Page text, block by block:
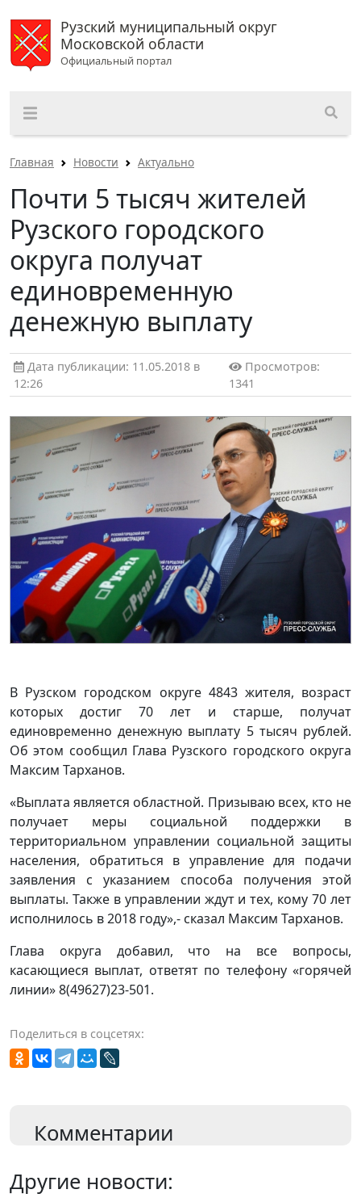
Рузский муниципальный округ
Московской области
Официальный портал
Главная Новости Актуально
Почти 5 тысяч жителей
Рузского городского
округа получат
единовременную
денежную выплату
Дата публикации: 11.05.2018 в
12:26
Просмотров:
1341
В Рузском городском округе 4843 жителя, возраст
которых достиг 70 лет и старше, получат
единовременно денежную выплату 5 тысяч рублей.
Об этом сообщил Глава Рузского городского округа
Максим Тарханов.
«Выплата является областной. Призываю всех, кто не
получает меры социальной поддержки в
территориальном управлении социальной защиты
населения, обратиться в управление для подачи
заявления с указанием способа получения этой
выплаты. Также в управлении ждут и тех, кому 70 лет
исполнилось в 2018 году»,- сказал Максим Тарханов.
Глава округа добавил, что на все вопросы,
касающиеся выплат, ответят по телефону «горячей
линии» 8(49627)23-501.
Поделиться в соцсетях:
Комментарии
Другие новости: